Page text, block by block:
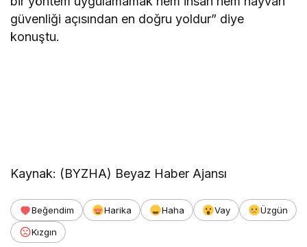
güvenliği açısından en doğru yoldur” diye
konuştu.
Kaynak: (BYZHA) Beyaz Haber Ajansı
Beğendim Harika Haha Vay
Üzgün
Kızgın